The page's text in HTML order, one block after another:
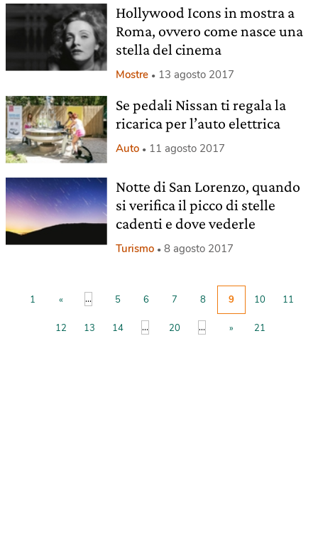
Hollywood Icons in mostra a
Roma, ovvero come nasce una
stella del cinema
Mostre 13 agosto 2017
Se pedali Nissan ti regala la
ricarica per l’auto elettrica
Auto 11 agosto 2017
Notte di San Lorenzo, quando
si verifica il picco di stelle
cadenti e dove vederle
Turismo 8 agosto 2017
1 « ... 5 6 7 8 9 10 11
12 13 14 ... 20 ... » 21